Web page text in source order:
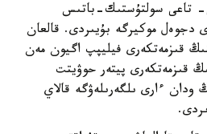
تاعى سولتۇستىك-باتىس
دجوەل موكيرگە بۇيىردى. قالعان
قىزمەتكەرى فيليپپ اگيون مەن
قىزمەتكەرى پيتەر حوۋيتت
ودان ءارى ىلگەرىلەۋگە قالاي